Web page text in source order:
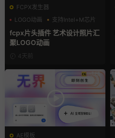
FCPX发生器
LOGO动画
支持Intel+M芯片
汇聚
fcpx片头插件 艺术设计照片汇
聚LOGO动画
4天前
AE模板